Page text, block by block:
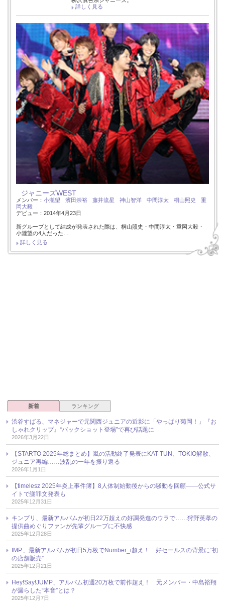
詳しく見る
ジャニーズWEST
メンバー： 小瀧望 濱田崇裕 藤井流星 神山智洋 中間淳太 桐山照史
重
岡大毅
デビュー：2014年4月23日
新グループとして結成が発表された際は、桐山照史・中間淳太・重岡大毅・
小瀧望の4人だった…
詳しく見る
新着 ランキング
渋谷すばる、マネジャーで元関西ジュニアの近影に「やっぱり菊岡！」『お
しゃれクリップ』“バックショット登場”で再び話題に
2026年3月22日
【STARTO 2025年総まとめ】嵐の活動終了発表にKAT-TUN、TOKIO解散、
ジュニア再編……波乱の一年を振り返る
2026年1月1日
【timelesz 2025年炎上事件簿】8人体制始動後からの騒動を回顧――公式サ
イトで謝罪文発表も
2025年12月31日
キンプリ、最新アルバムが初日22万超えの好調発進のウラで……狩野英孝の
提供曲めぐりファンが先輩グループに不快感
2025年12月28日
IMP.、最新アルバムが初日5万枚でNumber_i超え！ 好セールスの背景に“初
の店舗販売”
2025年12月21日
Hey!Say!JUMP、アルバム初週20万枚で前作超え！ 元メンバー・中島裕翔
が漏らした“本音”とは？
2025年12月7日